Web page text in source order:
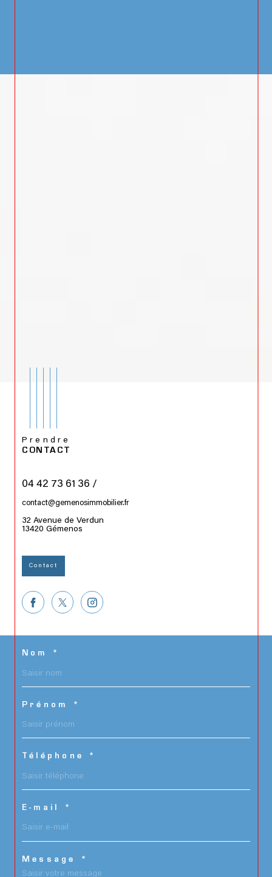
Nom *
Prénom *
Téléphone *
E-mail *
Message *
Prendre
CONTACT
04 42 73 61 36 /
contact@gemenosimmobilier.fr
32 Avenue de Verdun
13420
Gémenos
Contact